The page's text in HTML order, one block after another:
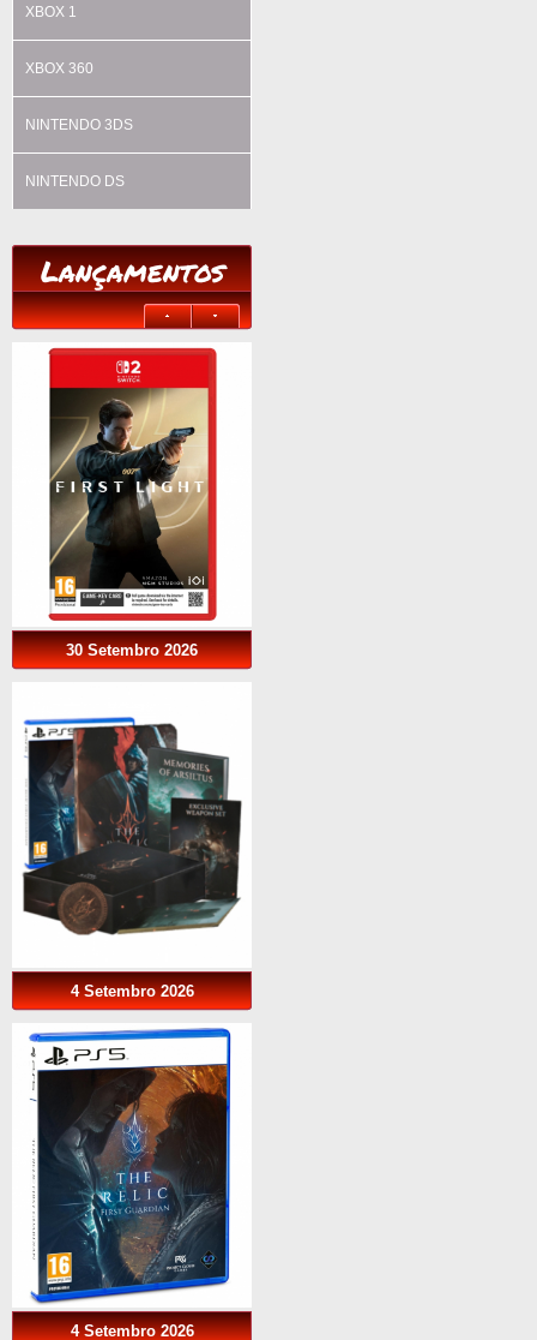
XBOX 1
XBOX 360
NINTENDO 3DS
NINTENDO DS
Lançamentos
30 Setembro 2026
4 Setembro 2026
4 Setembro 2026